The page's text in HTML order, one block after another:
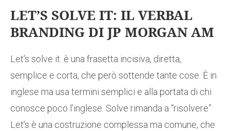
LET’S SOLVE IT: IL VERBAL
BRANDING DI JP MORGAN AM
Let’s solve it. è una frasetta incisiva, diretta,
semplice e corta, che però sottende tante cose. È in
inglese ma usa termini semplici e alla portata di chi
conosce poco l’inglese. Solve rimanda a “risolvere”
Let’s è una costruzione complessa ma comune, che